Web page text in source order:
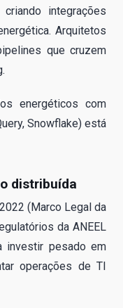
integrações
Arquitetos
que cruzem
energéticos com
Snowflake) está
distribuída
(Marco Legal da
da ANEEL
investir pesado em
operações de TI